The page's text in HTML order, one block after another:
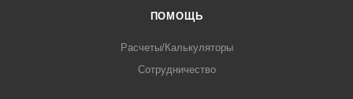
ПОМОЩЬ
Расчеты/Калькуляторы
Сотрудничество